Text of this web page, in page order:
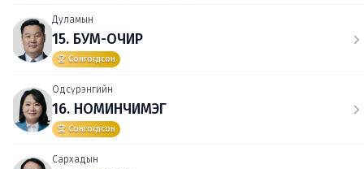
Дуламын
15. БУМ-ОЧИР
🏆 Сонгогдсон
Одсүрэнгийн
16. НОМИНЧИМЭГ
🏆 Сонгогдсон
Сархадын